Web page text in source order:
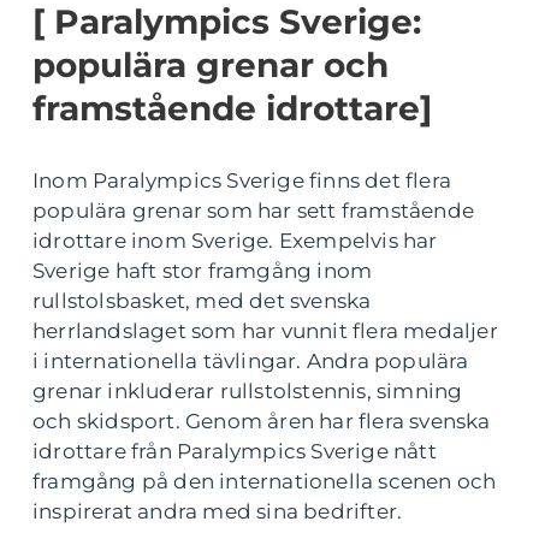
[ Paralympics Sverige:
populära grenar och
framstående idrottare]
Inom Paralympics Sverige finns det flera
populära grenar som har sett framstående
idrottare inom Sverige. Exempelvis har
Sverige haft stor framgång inom
rullstolsbasket, med det svenska
herrlandslaget som har vunnit flera medaljer
i internationella tävlingar. Andra populära
grenar inkluderar rullstolstennis, simning
och skidsport. Genom åren har flera svenska
idrottare från Paralympics Sverige nått
framgång på den internationella scenen och
inspirerat andra med sina bedrifter.